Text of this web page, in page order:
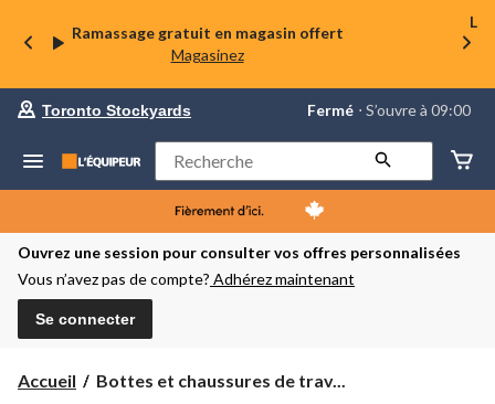
Ramassage gratuit en magasin offert
Magasinez
La
préféré
Toronto
Stockyards,
courament
Fermé,
S’ouvre
à
Toronto Stockyards Fermé ⋅ S’ouvre à 09:00
Rechercher
Ouvrez une session pour consulter vos offres personnalisées
Vous n’avez pas de compte? Adhérez maintenant
Se connecter
Accueil
Bottes
Bottes et chaussures de trav...